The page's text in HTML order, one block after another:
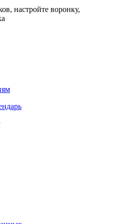
настройте воронку,